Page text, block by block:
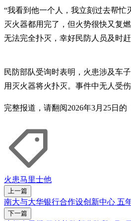
“我看到他一个人，我立刻过去帮忙
灭火器都用完了，但火势很快又复
无法完全扑灭，幸好民防人员及时
民防部队受询时表明，火患涉及车
用灭火器将火扑灭。事件中无人受
完整报道，请翻阅2026年3月25日的
火患马里士他
上一篇
南大与大华银行合作设创新中心 五
下一篇